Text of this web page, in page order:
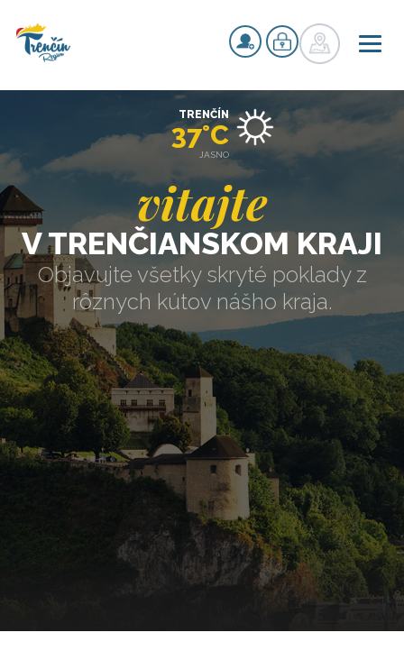
vitajte
V TRENČIANSKOM KRAJI
Objavujte všetky skryté poklady z
rôznych kútov nášho kraja.
TRENČÍN
37°C
JASNO